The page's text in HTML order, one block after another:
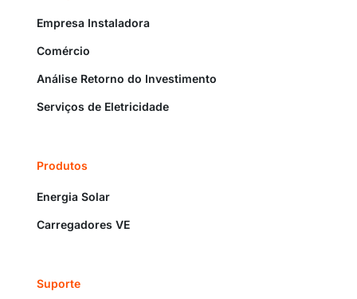
Empresa Instaladora
Comércio
Análise Retorno do Investimento
Serviços de Eletricidade
Produtos
Energia Solar
Carregadores VE
Suporte